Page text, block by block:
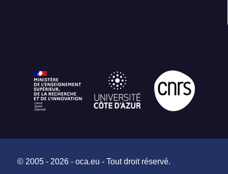
© 2005 - 2026 - oca.eu - Tout droit réservé.